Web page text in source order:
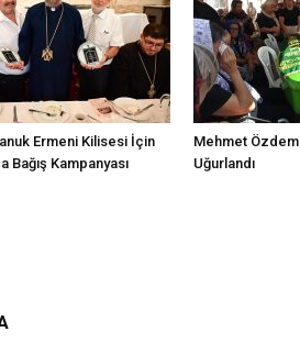
Ermeni Kilisesi İçin
Bağış Kampanyası
Mehmet
Uğurlandı